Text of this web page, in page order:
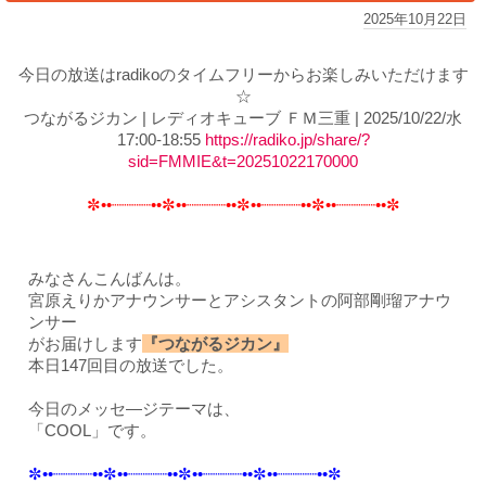
2025年10月22日
今日の放送はradikoのタイムフリーからお楽しみいただけます
☆
つながるジカン | レディオキューブ ＦＭ三重 | 2025/10/22/水
17:00-18:55 https://radiko.jp/share/?
sid=FMMIE&t=20251022170000
✼••┈┈┈┈••✼••┈┈┈┈••✼••┈┈┈┈••✼••┈┈┈┈••✼
みなさんこんばんは。
宮原えりかアナウンサーとアシスタントの阿部剛瑠アナウ
ンサー
がお届けします 『つながるジカン』
本日147回目の放送でした。
今日のメッセ―ジテーマは、
「COOL」です。
✼••┈┈┈┈••✼••┈┈┈┈••✼••┈┈┈┈••✼••┈┈┈┈••✼